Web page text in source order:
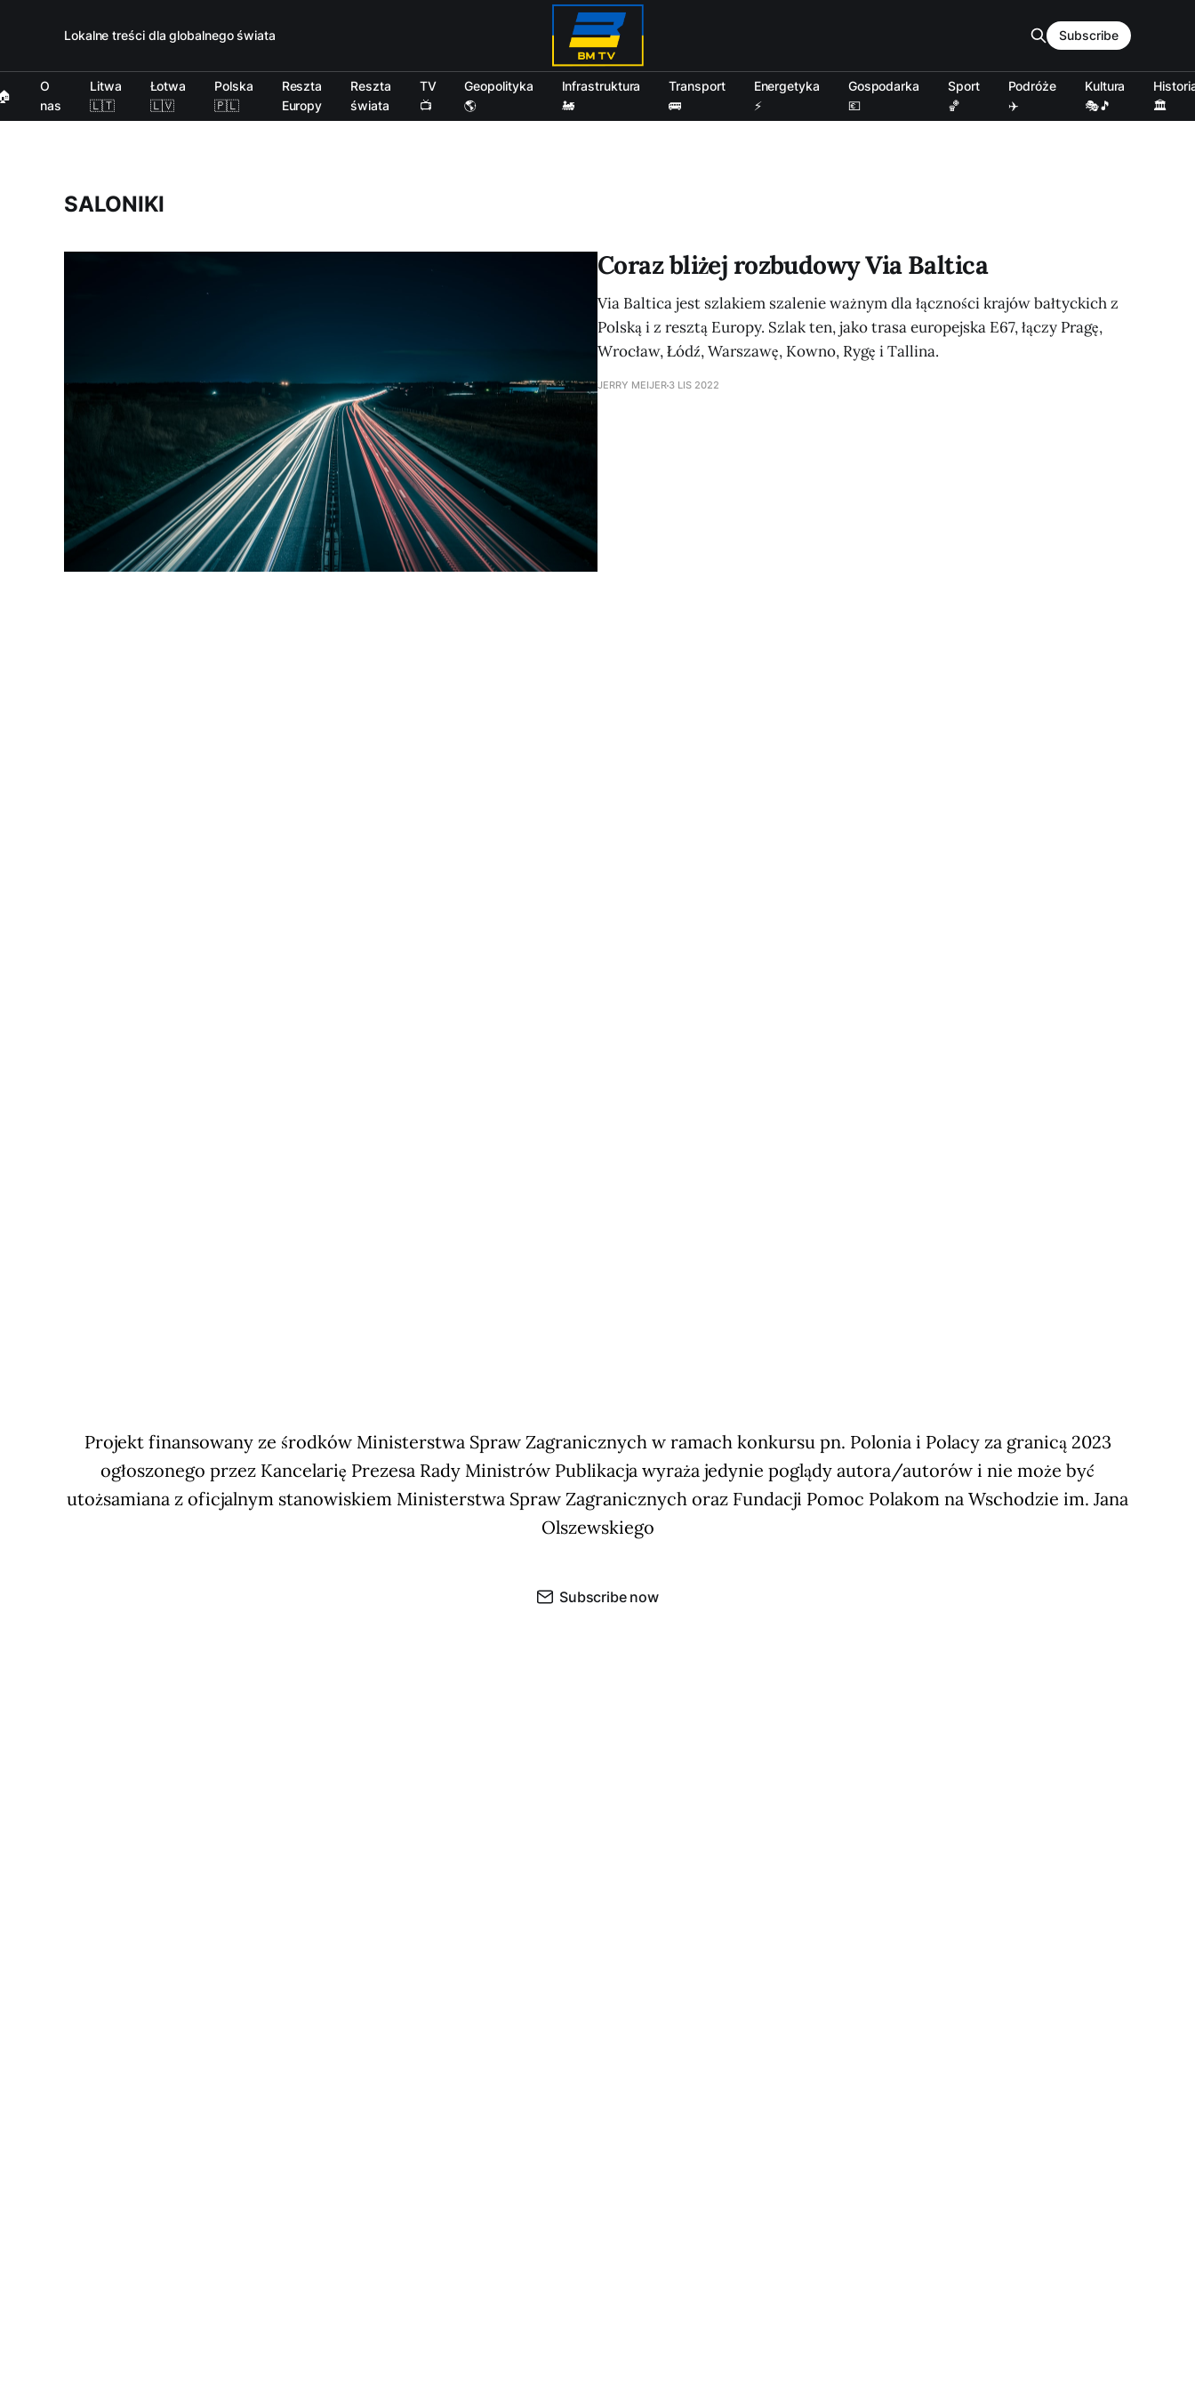
Lokalne treści dla globalnego świata
O
nas
Litwa
🇱🇹
Łotwa
🇱🇻
Polska
🇵🇱
Reszta
Europy
Reszta
świata
TV
📺
Geopolityka
🌎
Infrastruktura
🚂
Transport
🚌
Energetyka
⚡
Gospodarka
💶
Sport
🏀
Podróże
✈️
Kultura
🎭🎵
🏛️
Subscribe
SALONIKI
Coraz bliżej rozbudowy Via Baltica
Via Baltica jest szlakiem szalenie ważnym dla łączności krajów bałtyckich z
Polską i z resztą Europy. Szlak ten, jako trasa europejska E67, łączy Pragę,
Wrocław, Łódź, Warszawę, Kowno, Rygę i Tallina.
JERRY MEIJER 3 LIS 2022
Projekt finansowany ze środków Ministerstwa Spraw Zagranicznych w ramach konkursu pn. Polonia i Polacy za granicą 2023
ogłoszonego przez Kancelarię Prezesa Rady Ministrów Publikacja wyraża jedynie poglądy autora/autorów i nie może być
utożsamiana z oficjalnym stanowiskiem Ministerstwa Spraw Zagranicznych oraz Fundacji Pomoc Polakom na Wschodzie im. Jana
Olszewskiego
Subscribe now